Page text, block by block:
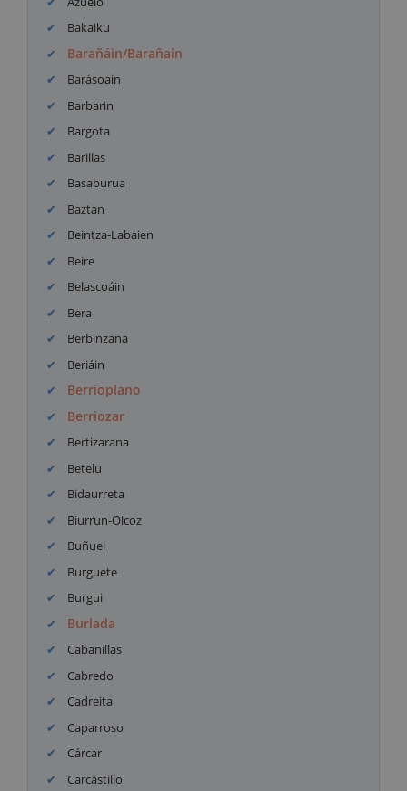
Bakaiku
Barañáin/Barañain
Barásoain
Barbarin
Bargota
Barillas
Basaburua
Baztan
Beintza-Labaien
Beire
Belascoáin
Bera
Berbinzana
Beriáin
Berrioplano
Berriozar
Bertizarana
Betelu
Bidaurreta
Biurrun-Olcoz
Buñuel
Burguete
Burgui
Burlada
Cabanillas
Cabredo
Cadreita
Caparroso
Cárcar
Carcastillo